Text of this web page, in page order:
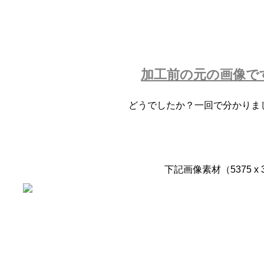
加工前の元の画像で
どうでしたか？一回で分かりま
下記画像素材（5375 x